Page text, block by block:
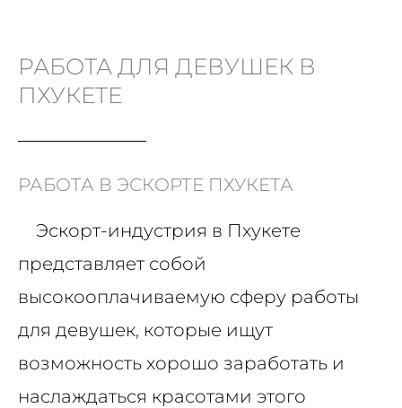
РАБОТА ДЛЯ ДЕВУШЕК В
ПХУКЕТЕ
РАБОТА В ЭСКОРТЕ ПХУКЕТА
Эскорт-индустрия в Пхукете
представляет собой
высокооплачиваемую сферу работы
для девушек, которые ищут
возможность хорошо заработать и
наслаждаться красотами этого